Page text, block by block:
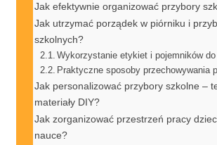
Jak efektywnie organizować przybory
Jak utrzymać porządek w piórniku i
szkolnych?
Wykorzystanie etykiet i pojemników
Praktyczne sposoby przechowywania
Jak personalizować przybory szkolne –
materiały DIY?
Jak zorganizować przestrzeń pracy
nauce?